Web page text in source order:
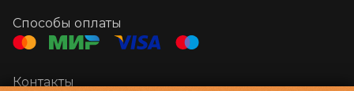
Способы оплаты
Контакты